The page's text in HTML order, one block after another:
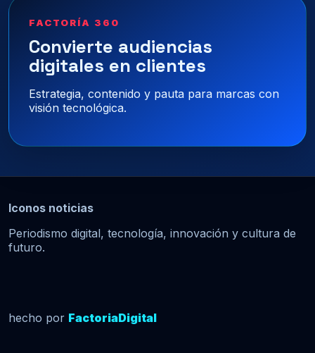
FACTORÍA 360
Convierte audiencias
digitales en clientes
Estrategia, contenido y pauta para marcas con
visión tecnológica.
Iconos noticias
Periodismo digital, tecnología, innovación y cultura de
futuro.
hecho por FactoriaDigital